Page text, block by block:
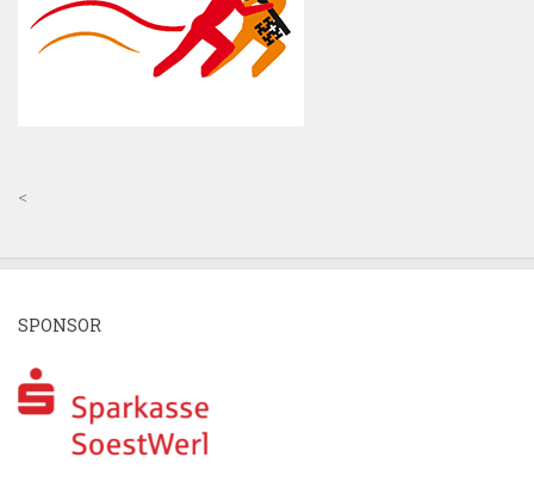
<
SPONSOR